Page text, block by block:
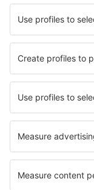
Cele mai bune
Hoteluri în Sautin
Hoteluri în Bad
Hoteluri în Farcasa
Cele mai bune